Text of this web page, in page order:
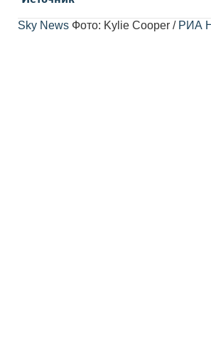
Sky News Фото: Kylie Cooper / РИА